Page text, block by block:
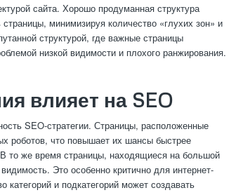
сайта. Хорошо продуманная структура
минимизируя количество «глухих зон» и
структурой, где важные страницы
низкой видимости и плохого ранжирования.
влияет на SEO
SEO-стратегии. Страницы, расположенные
роботов, что повышает их шансы быстрее
то же время страницы, находящиеся на большой
Это особенно критично для интернет-
категорий и подкатегорий может создавать